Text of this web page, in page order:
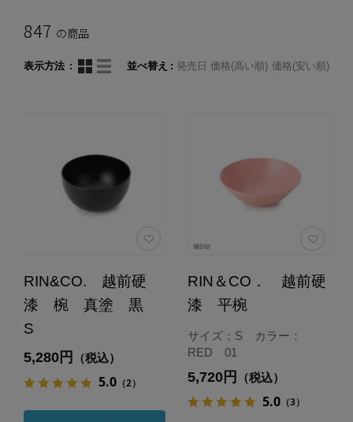
847 の商品
表示方法 並べ替え 発売日 価格(高い順) 価格(安い順)
RIN&CO. 越前硬
漆 椀 真塗 黒
S
5,280円 （税込）
5.0（2）
RIN＆CO． 越前硬
漆 平椀
サイズ：S カラー：
RED 01
5,720円 （税込）
5.0（3）